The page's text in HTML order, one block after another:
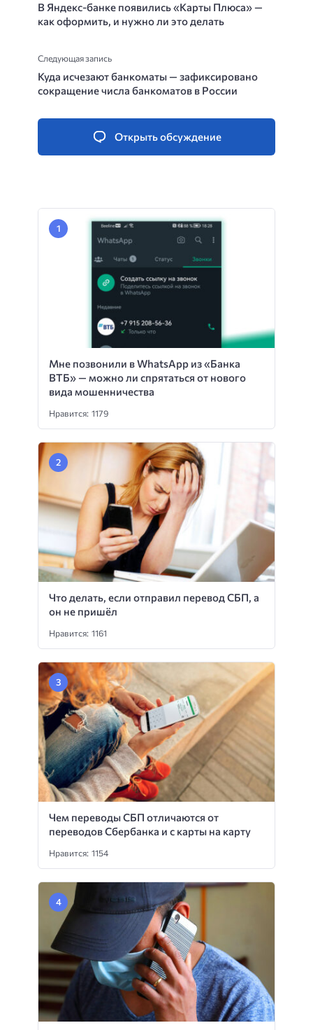
В Яндекс-банке появились «Карты Плюса» —
как оформить, и нужно ли это делать
Следующая запись
Куда исчезают банкоматы — зафиксировано
сокращение числа банкоматов в России
Открыть обсуждение
Мне позвонили в WhatsApp из «Банка
ВТБ» — можно ли спрятаться от нового
вида мошенничества
Нравится: 1179
Что делать, если отправил перевод СБП, а
он не пришёл
Нравится: 1161
Чем переводы СБП отличаются от
переводов Сбербанка и с карты на карту
Нравится: 1154